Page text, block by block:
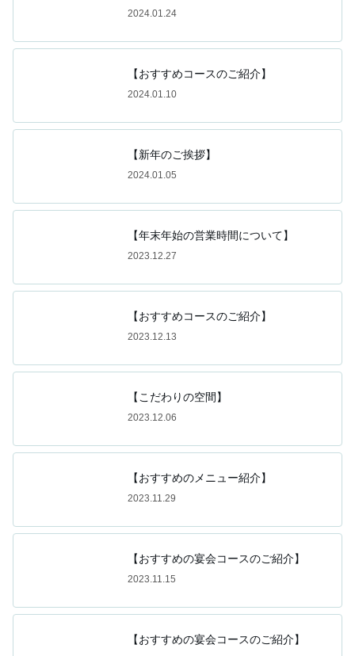
2024.01.24
【おすすめコースのご紹介】
2024.01.10
【新年のご挨拶】
2024.01.05
【年末年始の営業時間について】
2023.12.27
【おすすめコースのご紹介】
2023.12.13
【こだわりの空間】
2023.12.06
【おすすめのメニュー紹介】
2023.11.29
【おすすめの宴会コースのご紹介】
2023.11.15
【おすすめの宴会コースのご紹介】